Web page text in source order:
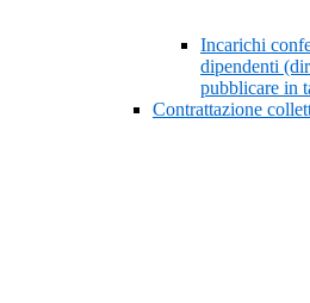
Incarichi
dipendenti
pubblicare in
Contrattazione